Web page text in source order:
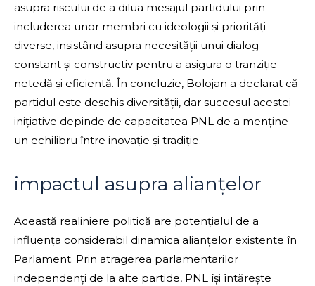
asupra riscului de a dilua mesajul partidului prin
includerea unor membri cu ideologii și priorități
diverse, insistând asupra necesității unui dialog
constant și constructiv pentru a asigura o tranziție
netedă și eficientă. În concluzie, Bolojan a declarat că
partidul este deschis diversității, dar succesul acestei
inițiative depinde de capacitatea PNL de a menține
un echilibru între inovație și tradiție.
impactul asupra alianțelor
Această realiniere politică are potențialul de a
influența considerabil dinamica alianțelor existente în
Parlament. Prin atragerea parlamentarilor
independenți de la alte partide, PNL își întărește